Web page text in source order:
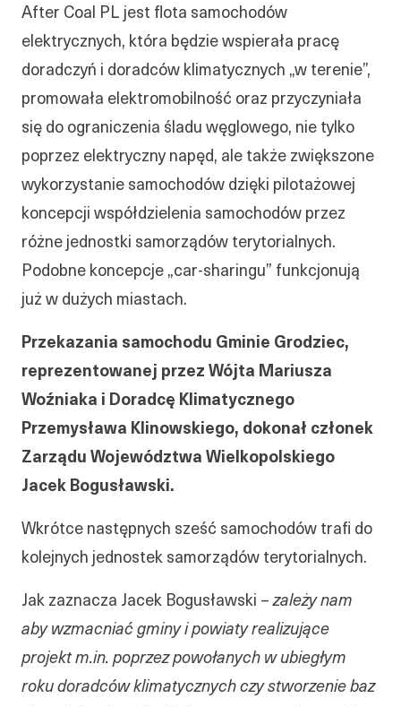
After Coal PL jest flota samochodów
elektrycznych, która będzie wspierała pracę
doradczyń i doradców klimatycznych „w terenie”,
promowała elektromobilność oraz przyczyniała
się do ograniczenia śladu węglowego, nie tylko
poprzez elektryczny napęd, ale także zwiększone
wykorzystanie samochodów dzięki pilotażowej
koncepcji współdzielenia samochodów przez
różne jednostki samorządów terytorialnych.
Podobne koncepcje „car-sharingu” funkcjonują
już w dużych miastach.
Przekazania samochodu Gminie Grodziec,
reprezentowanej przez Wójta Mariusza
Woźniaka i Doradcę Klimatycznego
Przemysława Klinowskiego, dokonał członek
Zarządu Województwa Wielkopolskiego
Jacek Bogusławski.
Wkrótce następnych sześć samochodów trafi do
kolejnych jednostek samorządów terytorialnych.
Jak zaznacza Jacek Bogusławski –zależy nam
aby wzmacniać gminy i powiaty realizujące
projekt m.in. poprzez powołanych w ubiegłym
roku doradców klimatycznych czy stworzenie baz